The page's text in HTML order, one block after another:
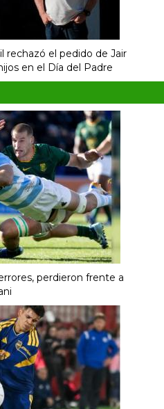
rechazó el pedido de Jair
en el Día del Padre
perdieron frente a